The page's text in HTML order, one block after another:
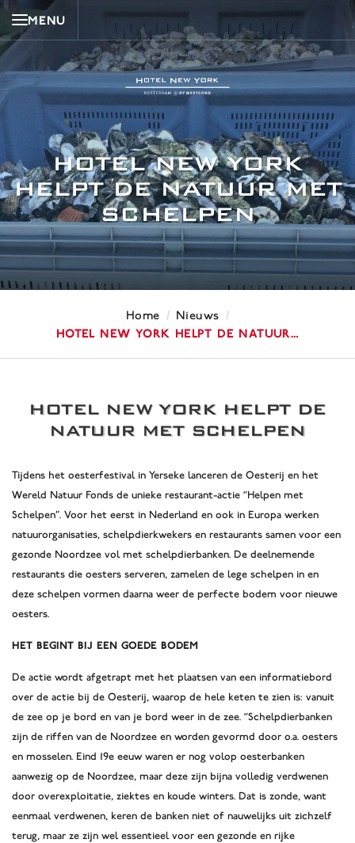
MENU
HOTEL NEW YORK
HELPT DE NATUUR MET
SCHELPEN
Home / Nieuws /
Hotel New York helpt de natuur…
HOTEL NEW YORK HELPT DE
NATUUR MET SCHELPEN
Tijdens het oesterfestival in Yerseke lanceren de Oesterij en het
Wereld Natuur Fonds de unieke restaurant-actie “Helpen met
Schelpen”. Voor het eerst in Nederland en ook in Europa werken
natuurorganisaties, schelpdierkwekers en restaurants samen voor een
gezonde Noordzee vol met schelpdierbanken. De deelnemende
restaurants die oesters serveren, zamelen de lege schelpen in en
deze schelpen vormen daarna weer de perfecte bodem voor nieuwe
oesters.
Het begint bij een goede bodem
De actie wordt afgetrapt met het plaatsen van een informatiebord
over de actie bij de Oesterij, waarop de hele keten te zien is: vanuit
de zee op je bord en van je bord weer in de zee. “Schelpdierbanken
zijn de riffen van de Noordzee en worden gevormd door o.a. oesters
en mosselen. Eind 19e eeuw waren er nog volop oesterbanken
aanwezig op de Noordzee, maar deze zijn bijna volledig verdwenen
door overexploitatie, ziektes en koude winters. Dat is zonde, want
eenmaal verdwenen, keren de banken niet of nauwelijks uit zichzelf
terug, maar ze zijn wel essentieel voor een gezonde en rijke